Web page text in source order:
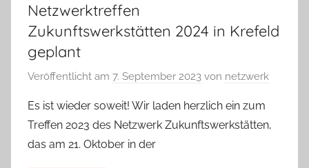
Netzwerktreffen
Zukunftswerkstätten 2024 in Krefeld
geplant
Veröffentlicht am 7. September 2023 von netzwerk
Es ist wieder soweit! Wir laden herzlich ein zum
Treffen 2023 des Netzwerk Zukunftswerkstätten,
das am 21. Oktober in der